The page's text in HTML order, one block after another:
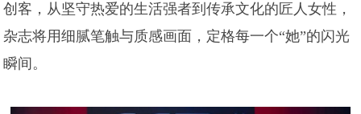
创客，从坚守热爱的生活强者到传承文化的匠人女性，
杂志将用细腻笔触与质感画面，定格每一个“她”的闪光
瞬间。